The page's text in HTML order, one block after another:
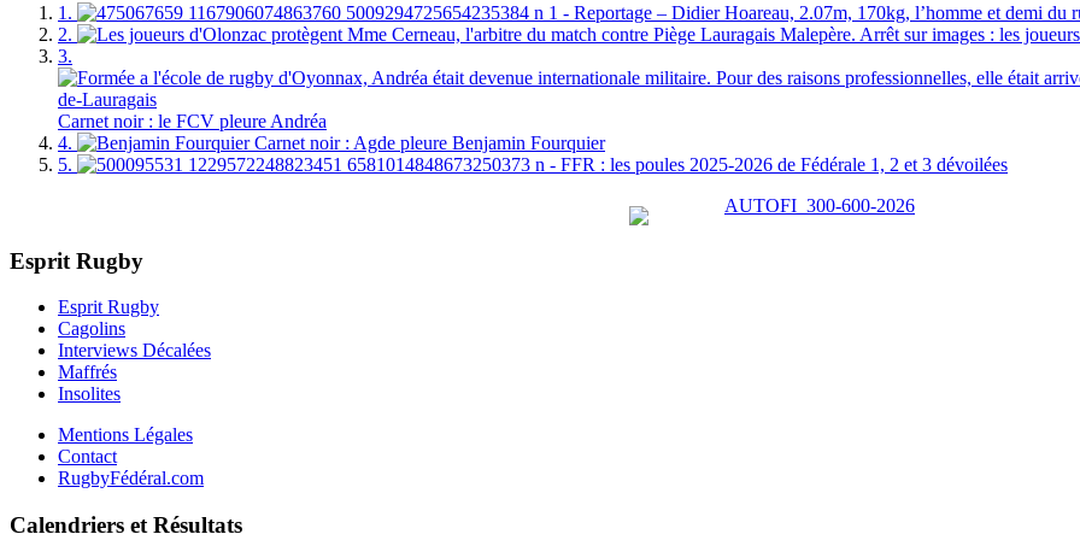
1.
Reportage – Didier Hoareau, 2.07m, 170kg, l’homme et demi du
2.
Arrêt sur images : les
3.
Carnet noir : le FCV pleure Andréa
4.
Carnet noir : Agde pleure Benjamin Fourquier
5.
FFR : les poules 2025-2026 de Fédérale 1, 2 et 3 dévoilées
Esprit Rugby
Esprit Rugby
Cagolins
Interviews Décalées
Maffrés
Insolites
Mentions Légales
Contact
RugbyFédéral.com
Calendriers et Résultats